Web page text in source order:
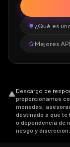
¿Qué es
Mejores
Descargo de
proporcionamos
monedas,
destinado a que te
o dependencia de
riesgo y discreción.